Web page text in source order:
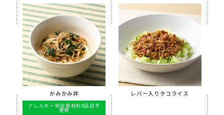
かみかみ丼
アレルギー特定原材料9品目不
使用
レバー入りタコライス